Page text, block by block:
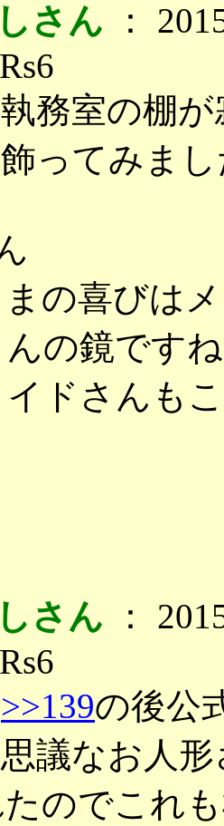
さん ：
執務室の棚
飾ってみま
の喜びは
んの鏡です
イドさんも
さん ：
>>139の後公
思議なお人
のでこれ